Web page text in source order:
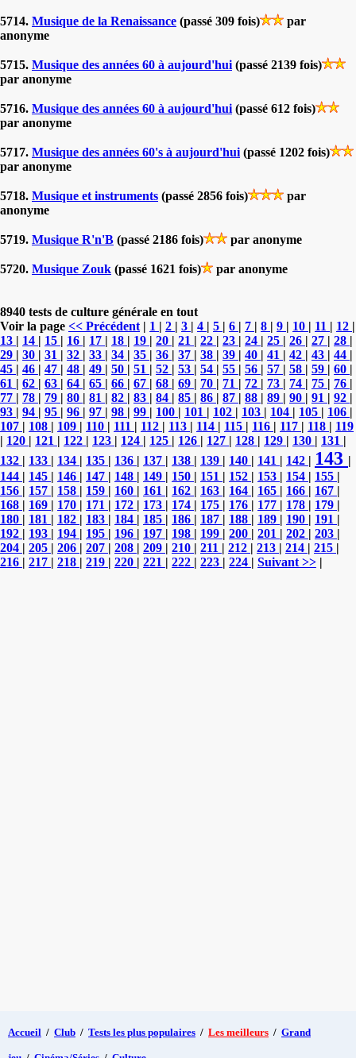
5714. Musique de la Renaissance (passé 309 fois)
par
anonyme
5715. Musique des années 60 à aujourd'hui (passé 2139 fois)
par anonyme
5716. Musique des années 60 à aujourd'hui (passé 612 fois)
par anonyme
5717. Musique des années 60's à aujourd'hui (passé 1202 fois)
par anonyme
5718. Musique et instruments (passé 2856 fois)
par
anonyme
5719. Musique R'n'B (passé 2186 fois) par anonyme
5720. Musique Zouk (passé 1621 fois) par anonyme
8940 tests de culture générale en tout
Voir la page << Précédent | 1 | 2 | 3 | 4 | 5 | 6 | 7 | 8 | 9 | 10 | 11 | 12 |
13 | 14 | 15 | 16 | 17 | 18 | 19 | 20 | 21 | 22 | 23 | 24 | 25 | 26 | 27 | 28 |
29 | 30 | 31 | 32 | 33 | 34 | 35 | 36 | 37 | 38 | 39 | 40 | 41 | 42 | 43 | 44 |
45 | 46 | 47 | 48 | 49 | 50 | 51 | 52 | 53 | 54 | 55 | 56 | 57 | 58 | 59 | 60 |
61 | 62 | 63 | 64 | 65 | 66 | 67 | 68 | 69 | 70 | 71 | 72 | 73 | 74 | 75 | 76 |
77 | 78 | 79 | 80 | 81 | 82 | 83 | 84 | 85 | 86 | 87 | 88 | 89 | 90 | 91 | 92 |
93 | 94 | 95 | 96 | 97 | 98 | 99 | 100 | 101 | 102 | 103 | 104 | 105 | 106 |
107 | 108 | 109 | 110 | 111 | 112 | 113 | 114 | 115 | 116 | 117 | 118 | 119
| 120 | 121 | 122 | 123 | 124 | 125 | 126 | 127 | 128 | 129 | 130 | 131 |
132 | 133 | 134 | 135 | 136 | 137 | 138 | 139 | 140 | 141 | 142 | 143 |
144 | 145 | 146 | 147 | 148 | 149 | 150 | 151 | 152 | 153 | 154 | 155 |
156 | 157 | 158 | 159 | 160 | 161 | 162 | 163 | 164 | 165 | 166 | 167 |
168 | 169 | 170 | 171 | 172 | 173 | 174 | 175 | 176 | 177 | 178 | 179 |
180 | 181 | 182 | 183 | 184 | 185 | 186 | 187 | 188 | 189 | 190 | 191 |
192 | 193 | 194 | 195 | 196 | 197 | 198 | 199 | 200 | 201 | 202 | 203 |
204 | 205 | 206 | 207 | 208 | 209 | 210 | 211 | 212 | 213 | 214 | 215 |
216 | 217 | 218 | 219 | 220 | 221 | 222 | 223 | 224 | Suivant >> |
Accueil / Club / Tests les plus populaires / Les meilleurs / Grand